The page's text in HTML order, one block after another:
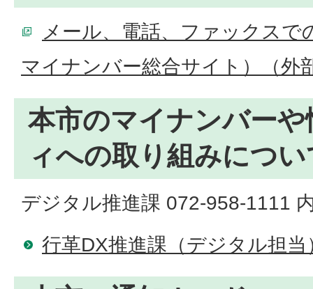
メール、電話、ファックスで
マイナンバー総合サイト）（外
本市のマイナンバー
ィへの取り組みについ
デジタル推進課 072-958-1111
行革DX推進課（デジタル担当